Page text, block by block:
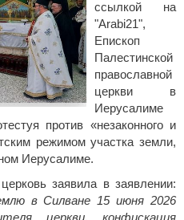
ссылкой на
"Arabi21",
Епископ
Палестинской
православной
церкви в
Иерусалиме
против «незаконного и
режимом участка земли,
Иерусалиме.
заявила в заявлении:
в Силване 15 июня 2026